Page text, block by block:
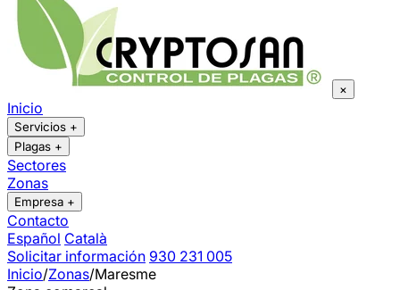
×
Inicio
Servicios +
Plagas +
Sectores
Zonas
Empresa +
Contacto
Español Català
Solicitar información 930 231 005
Inicio/Zonas/Maresme